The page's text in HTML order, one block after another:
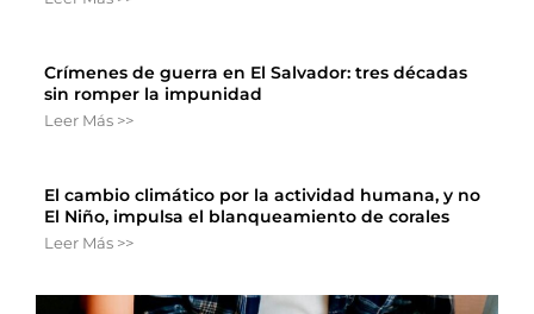
Crímenes de guerra en El Salvador: tres décadas
sin romper la impunidad
Leer Más >>
El cambio climático por la actividad humana, y no
El Niño, impulsa el blanqueamiento de corales
Leer Más >>